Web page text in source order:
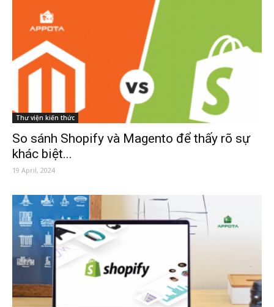
Thư viện kiến thức
So sánh Shopify và Magento để thấy rõ sự
khác biệt...
19 April, 2024